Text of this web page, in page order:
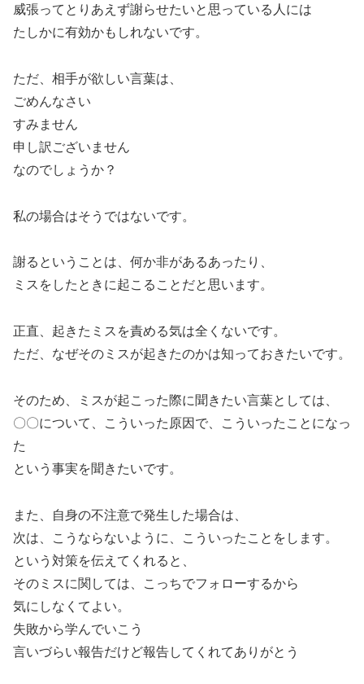
威張ってとりあえず謝らせたいと思っている人には
たしかに有効かもしれないです。
ただ、相手が欲しい言葉は、
ごめんなさい
すみません
申し訳ございません
なのでしょうか？
私の場合はそうではないです。
謝るということは、何か非があるあったり、
ミスをしたときに起こることだと思います。
正直、起きたミスを責める気は全くないです。
ただ、なぜそのミスが起きたのかは知っておきたいです。
そのため、ミスが起こった際に聞きたい言葉としては、
〇〇について、こういった原因で、こういったことになっ
た
という事実を聞きたいです。
また、自身の不注意で発生した場合は、
次は、こうならないように、こういったことをします。
という対策を伝えてくれると、
そのミスに関しては、こっちでフォローするから
気にしなくてよい。
失敗から学んでいこう
言いづらい報告だけど報告してくれてありがとう